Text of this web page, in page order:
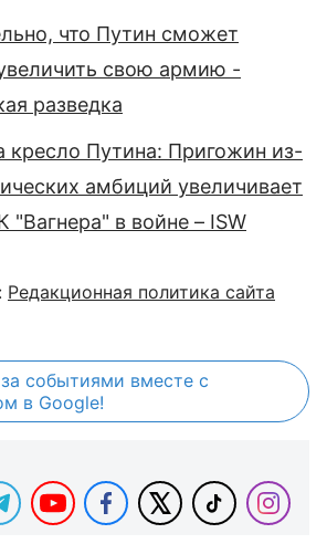
что Путин сможет
свою армию -
разведка
кресло Путина: Пригожин из-
амбиций увеличивает
"Вагнера" в войне – ISW
Редакционная политика сайта
событиями вместе с
в Google!